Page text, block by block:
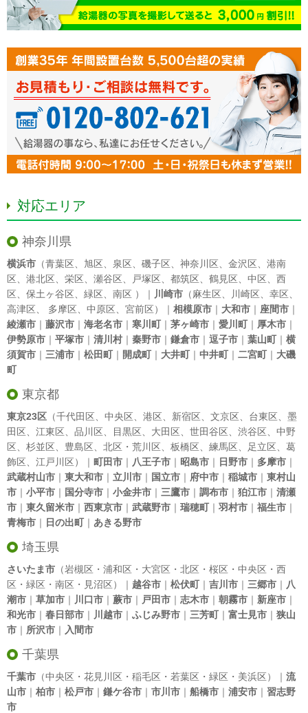
対応エリア
神奈川県
横浜市 （青葉区 旭区 泉区 磯子区 神奈川区 金沢区
港南
区
港北区 栄区 瀬谷区 戸塚区 都筑区 鶴見区 中区
西
区
保土ヶ谷区 緑区 南区 ）｜ 川崎市 （麻生区 川崎区 幸区
高津区
多摩区 中原区 宮前区）｜ 相模原市 ｜ 大和市 ｜ 座間市 ｜
綾瀬市 ｜ 藤沢市 ｜ 海老名市 ｜ 寒川町｜ 茅ヶ崎市 ｜ 愛川町｜ 厚木市 ｜
伊勢原市 ｜ 平塚市 ｜ 清川村｜ 秦野市 ｜ 鎌倉市 ｜ 逗子市 ｜ 葉山町｜ 横
須賀市 ｜ 三浦市 ｜ 松田町｜ 開成町｜ 大井町｜ 中井町｜ 二宮町｜ 大磯
町
東京都
東京23区 （千代田区 中央区 港区 新宿区 文京区 台東区
墨
田区
江東区 品川区 目黒区 大田区 世田谷区 渋谷区
中野
区
杉並区 豊島区 北区 ・ 荒川区 板橋区 練馬区 足立区
葛
飾区
江戸川区）｜ 町田市 ｜ 八王子市 ｜ 昭島市 ｜ 日野市 ｜ 多摩市 ｜
武蔵村山市 ｜ 東大和市 ｜ 立川市 ｜ 国立市 ｜ 府中市 ｜ 稲城市 ｜ 東村山
市 ｜ 小平市 ｜ 国分寺市 ｜ 小金井市 ｜ 三鷹市 ｜ 調布市 ｜ 狛江市 ｜ 清瀬
市 ｜ 東久留米市 ｜ 西東京市 ｜ 武蔵野市 ｜ 瑞穂町｜ 羽村市 ｜ 福生市 ｜
青梅市 ｜ 日の出町｜ あきる野市
埼玉県
さいたま市 （岩槻区・浦和区・大宮区・北区・桜区・中央区・西
区・緑区・南区・見沼区）｜ 越谷市 ｜ 松伏町｜ 吉川市 ｜ 三郷市 ｜ 八
潮市 ｜ 草加市 ｜ 川口市 ｜ 蕨市 ｜ 戸田市 ｜ 志木市 ｜ 朝霧市 ｜ 新座市 ｜
和光市 ｜ 春日部市 ｜ 川越市 ｜ ふじみ野市 ｜ 三芳町｜ 富士見市 ｜ 狭山
市 ｜ 所沢市 ｜ 入間市
千葉県
千葉市 （中央区・花見川区・稲毛区・若葉区・緑区・美浜区）｜ 流
山市 ｜ 柏市 ｜ 松戸市 ｜ 鎌ケ谷市 ｜ 市川市 ｜ 船橋市 ｜ 浦安市 ｜ 習志野
市